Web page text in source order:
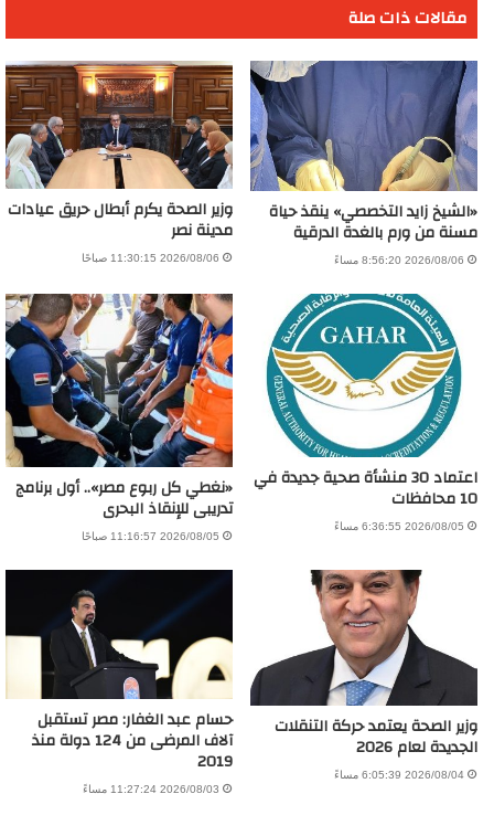
مقالات ذات صلة
«الشيخ زايد التخصصي» ينقذ حياة
مسنة من ورم بالغدة الدرقية
2026/08/06 8:56:20 مساءً
وزير الصحة يكرم أبطال حريق عيادات
مدينة نصر
2026/08/06 11:30:15 صباحًا
اعتماد 30 منشأة صحية جديدة في
10 محافظات
2026/08/05 6:36:55 مساءً
«نغطي كل ربوع مصر».. أول برنامج
تدريبى للإنقاذ البحرى
2026/08/05 11:16:57 صباحًا
وزير الصحة يعتمد حركة التنقلات
الجديدة لعام 2026
2026/08/04 6:05:39 مساءً
حسام عبد الغفار: مصر تستقبل
آلاف المرضى من 124 دولة منذ
2019
2026/08/03 11:27:24 مساءً